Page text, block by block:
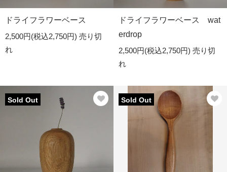
ドライフラワーベース
2,500円(税込2,750円) 売り切
れ
ドライフラワーベース wat
erdrop
2,500円(税込2,750円) 売り切
れ
Sold Out Sold Out